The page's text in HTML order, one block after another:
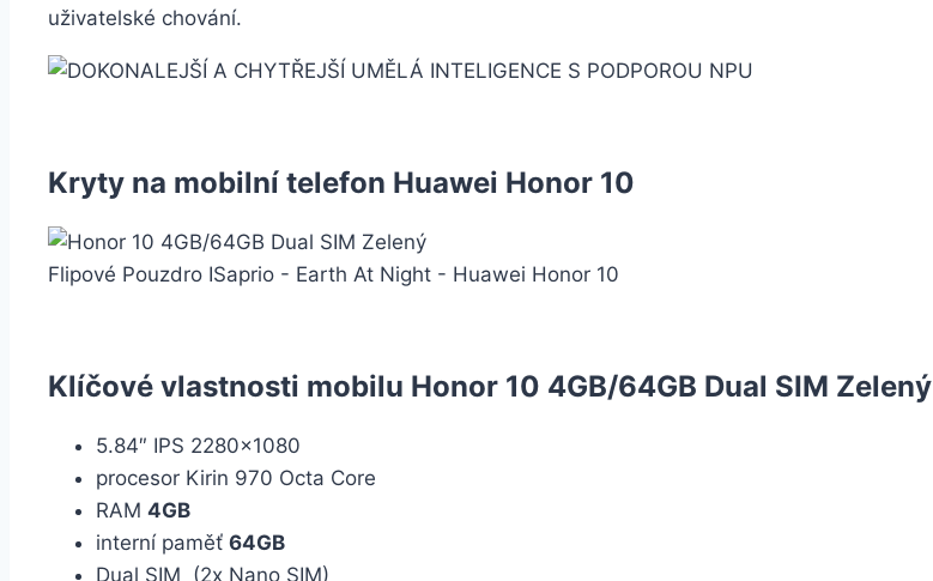
uživatelské chování.
Kryty na mobilní telefon Huawei Honor 10
Flipové Pouzdro ISaprio - Earth At Night - Huawei Honor 10
Klíčové vlastnosti mobilu Honor 10 4GB/64GB Dual SIM Zelený
5.84″ IPS 2280×1080
procesor Kirin 970 Octa Core
RAM 4GB
interní paměť 64GB
Dual SIM (2x Nano SIM)